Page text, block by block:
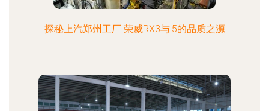
探秘上汽郑州工厂 荣威RX3与i5的品质之源